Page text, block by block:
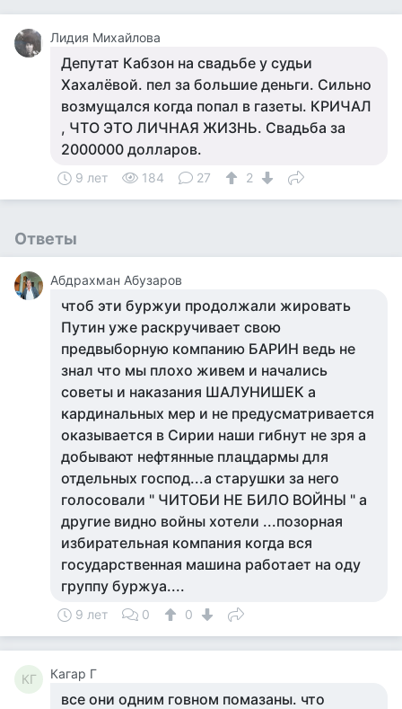
Лидия Михайлова
Депутат Кабзон на свадьбе у судьи
Хахалёвой. пел за большие деньги. Сильно
возмущался когда попал в газеты. КРИЧАЛ
, ЧТО ЭТО ЛИЧНАЯ ЖИЗНЬ. Свадьба за
2000000 долларов.
9 лет 184 27 2
Ответы
Абдрахман Абузаров
чтоб эти буржуи продолжали жировать
Путин уже раскручивает свою
предвыборную компанию БАРИН ведь не
знал что мы плохо живем и начались
советы и наказания ШАЛУНИШЕК а
кардинальных мер и не предусматривается
оказывается в Сирии наши гибнут не зря а
добывают нефтянные плацдармы для
отдельных господ...а старушки за него
голосовали " ЧИТОБИ НЕ БИЛО ВОЙНЫ " а
другие видно войны хотели ...позорная
избирательная компания когда вся
государственная машина работает на оду
группу буржуа....
9 лет 0 0
КГ Кагар Г
все они одним говном помазаны. что